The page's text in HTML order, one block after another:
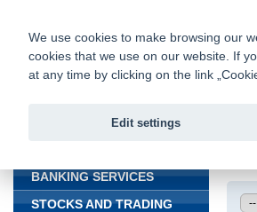
Fio banka
BANKING SERVICES
STOCKS AND TRADING
We use cookies to make browsing our
cookies that we use on our website. If
at any time by clicking on the link
Edit settings